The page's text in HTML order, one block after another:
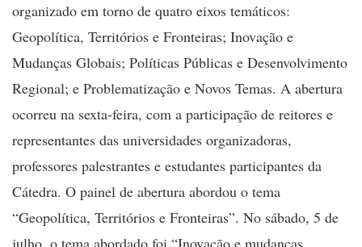
organizado em torno de quatro eixos temáticos:
Geopolítica, Territórios e Fronteiras; Inovação e
Mudanças Globais; Políticas Públicas e Desenvolvimento
Regional; e Problematização e Novos Temas. A abertura
ocorreu na sexta-feira, com a participação de reitores e
representantes das universidades organizadoras,
professores palestrantes e estudantes participantes da
Cátedra. O painel de abertura abordou o tema
“Geopolítica, Territórios e Fronteiras”. No sábado, 5 de
julho, o tema abordado foi “Inovação e mudanças